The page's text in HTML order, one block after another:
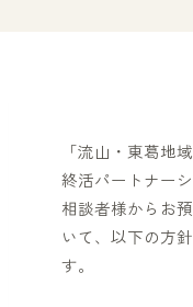
「流山・東葛地
終活パートナー
相談者様からお
いて、以下の方
す。